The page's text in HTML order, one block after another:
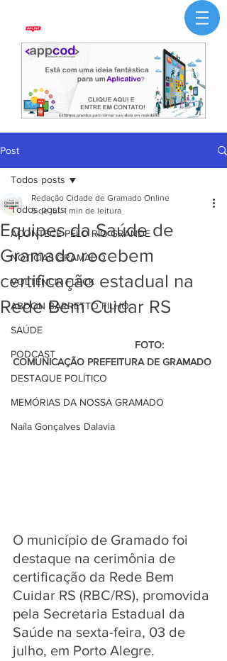
Post
Todos posts
ACONTECE PELO RIO GRANDE
NOTÍCIAS GRAMADO
VOLTENCIR FLECK
ABDON BARRETTO FILHO
SAÚDE
PODCAST
DESTAQUE POLÍTICO
MEMÓRIAS DA NOSSA GRAMADO
Naíla Gonçalves Dalavia
Todos posts
Equipes da Saúde de
Gramado recebem
certificação estadual na
Rede Bem Cuidar RS
Redação Cidade de Gramado Online
5 de jul. 1 min de leitura
COMUNICAÇÃO PREFEITURA DE GRAMADO
O município de Gramado foi
destaque na cerimônia de
certificação da Rede Bem
Cuidar RS (RBC/RS), promovida
pela Secretaria Estadual da
Saúde na sexta-feira, 03 de
julho, em Porto Alegre.